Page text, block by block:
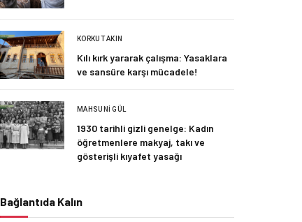
KORKUT AKIN
Kılı kırk yararak çalışma: Yasaklara
ve sansüre karşı mücadele!
MAHSUNI GÜL
1930 tarihli gizli genelge: Kadın
öğretmenlere makyaj, takı ve
gösterişli kıyafet yasağı
Bağlantıda Kalın